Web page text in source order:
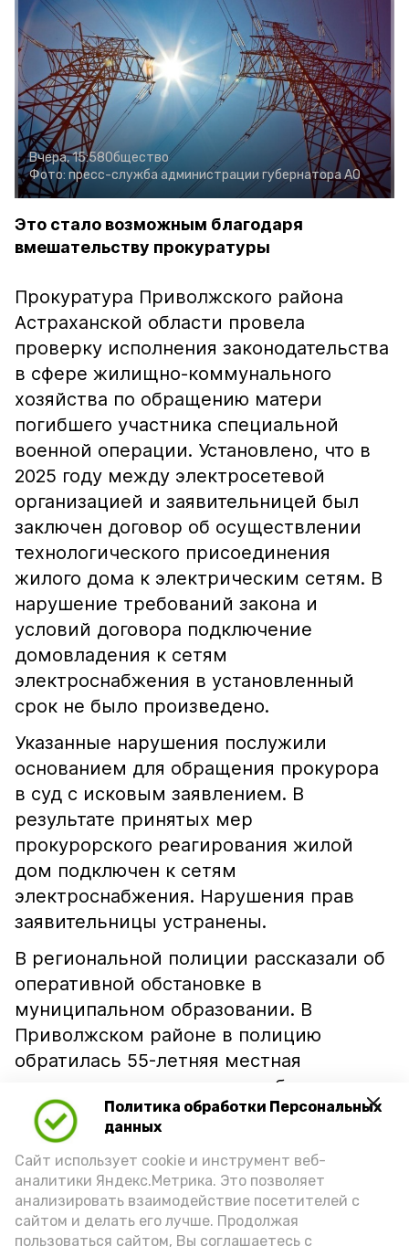
Политика обработки Персональных
данных
Сайт использует cookie и инструмент веб-
аналитики Яндекс.Метрика. Это позволяет
анализировать взаимодействие посетителей с
сайтом и делать его лучше. Продолжая
пользоваться сайтом, Вы соглашаетесь с
Вчера, 15:58Общество
Фото: пресс-служба администрации губернатора АО
Это стало возможным благодаря
вмешательству прокуратуры
Прокуратура Приволжского района
Астраханской области провела
проверку исполнения законодательства
в сфере жилищно-коммунального
хозяйства по обращению матери
погибшего участника специальной
военной операции. Установлено, что в
2025 году между электросетевой
организацией и заявительницей был
заключен договор об осуществлении
технологического присоединения
жилого дома к электрическим сетям. В
нарушение требований закона и
условий договора подключение
домовладения к сетям
электроснабжения в установленный
срок не было произведено.
Указанные нарушения послужили
основанием для обращения прокурора
в суд с исковым заявлением. В
результате принятых мер
прокурорского реагирования жилой
дом подключен к сетям
электроснабжения. Нарушения прав
заявительницы устранены.
В региональной полиции рассказали об
оперативной обстановке в
муниципальном образовании. В
Приволжском районе в полицию
обратилась 55-летняя местная
жительница с заявлением об угоне
принадлежащего ей автомобиля.
Женщина сообщила, что её 31-летний
сын похитил ключи от автомобиля из её
сумки и неправомерно завладел
транспортным средством. Проводится
процессуальная проверка.